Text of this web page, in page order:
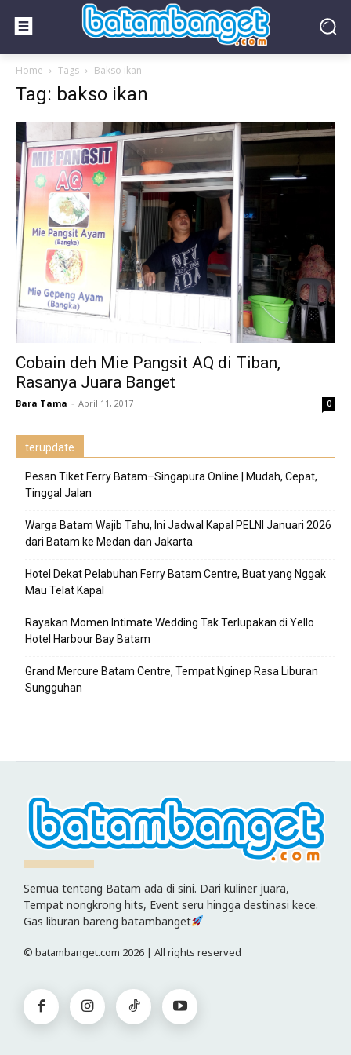
Home Tags Bakso ikan
Tag: bakso ikan
Cobain deh Mie Pangsit AQ di Tiban,
Rasanya Juara Banget
Bara Tama - April 11, 2017 0
terupdate
Pesan Tiket Ferry Batam–Singapura Online | Mudah, Cepat,
Tinggal Jalan
Warga Batam Wajib Tahu, Ini Jadwal Kapal PELNI Januari 2026
dari Batam ke Medan dan Jakarta
Hotel Dekat Pelabuhan Ferry Batam Centre, Buat yang Nggak
Mau Telat Kapal
Rayakan Momen Intimate Wedding Tak Terlupakan di Yello
Hotel Harbour Bay Batam
Grand Mercure Batam Centre, Tempat Nginep Rasa Liburan
Sungguhan
Semua tentang Batam ada di sini. Dari kuliner juara,
Tempat nongkrong hits, Event seru hingga destinasi kece.
Gas liburan bareng batambanget
© batambanget.com 2026 | All rights reserved